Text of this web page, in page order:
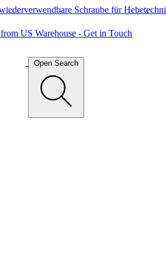
Schraube für
US Warehouse - Get in Touch
Open Search